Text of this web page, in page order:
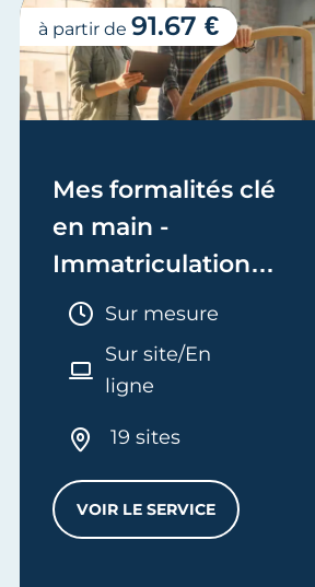
Mes formalités clé
en main -
Immatriculation
(EI/Micro-entreprise
Durée :
Sur mesure
Sur site/En
ligne
19 sites
VOIR LE SERVICEMES FORMALITÉS
à partir de 91.67 €